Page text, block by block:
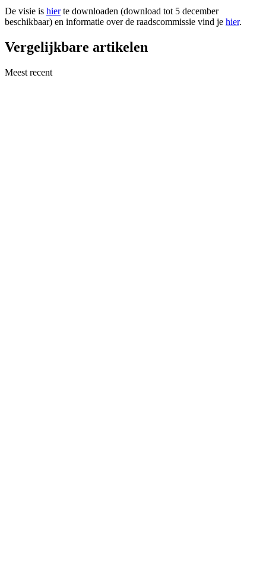
De visie is hierte downloaden (download tot 5 december
beschikbaar) en informatie over de raadscommissie vind je hier.
Vergelijkbare artikelen
Meest recent